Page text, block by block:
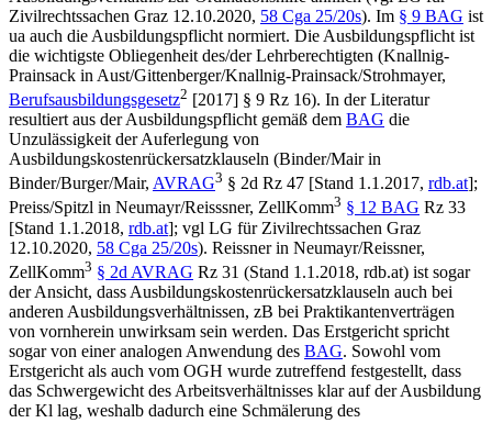
Zivilrechtssachen Graz 12.10.2020, 58 Cga 25/20s). Im § 9 BAG ist
ua auch die Ausbildungspflicht normiert. Die Ausbildungspflicht ist
die wichtigste Obliegenheit des/der Lehrberechtigten (Knallnig-
Prainsack in Aust/Gittenberger/Knallnig-Prainsack/Strohmayer,
Berufsausbildungsgesetz2 [2017] § 9 Rz 16). In der Literatur
resultiert aus der Ausbildungspflicht gemäß dem BAG die
Unzulässigkeit der Auferlegung von
Ausbildungskostenrückersatzklauseln (Binder/Mairin
Binder/Burger/Mair, AVRAG3 § 2d Rz 47 [Stand 1.1.2017, rdb.at];
Preiss/Spitzl in Neumayr/Reisssner, ZellKomm3 § 12 BAG Rz 33
[Stand 1.1.2018, rdb.at]; vgl LG für Zivilrechtssachen Graz
12.10.2020, 58 Cga 25/20s). Reissnerin Neumayr/Reissner,
ZellKomm3 § 2d AVRAG Rz 31 (Stand 1.1.2018, rdb.at) ist sogar
der Ansicht, dass Ausbildungskostenrückersatzklauseln auch bei
anderen Ausbildungsverhältnissen, zB bei Praktikantenverträgen
von vornherein unwirksam sein werden. Das Erstgericht spricht
sogar von einer analogen Anwendung des BAG. Sowohl vom
Erstgericht als auch vom OGH wurde zutreffend festgestellt, dass
das Schwergewicht des Arbeitsverhältnisses klar auf der Ausbildung
der Kl lag, weshalb dadurch eine Schmälerung des